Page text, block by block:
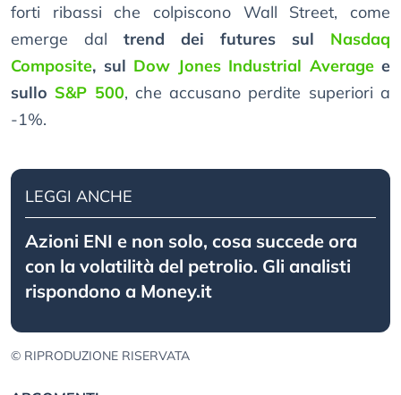
forti ribassi che colpiscono Wall Street, come
emerge dal trend dei futures sul Nasdaq
Composite, sul Dow Jones Industrial Averagee
sullo S&P 500, che accusano perdite superiori a
-1%.
LEGGI ANCHE
Azioni ENI e non solo, cosa succede ora
con la volatilità del petrolio. Gli analisti
rispondono a Money.it
© RIPRODUZIONE RISERVATA